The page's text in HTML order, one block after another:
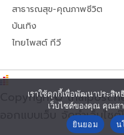
สาธารณสุข-คุณภาพชีวิต
บันเทิง
ไทยโพสต์ ทีวี
Copyright©
ออกแบบเว็บ จัดทำเว็บไ
เราใช้คุกกี้เพื่อพัฒนาประสิ
เว็บไซต์ของคุณ คุณส
ยินยอม
น